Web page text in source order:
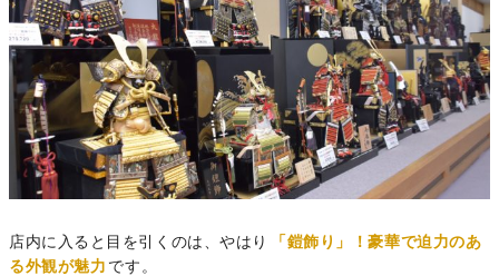
店内に入ると目を引くのは、やはり 「鎧飾り」！豪華で迫力のあ
る外観が魅力 です。